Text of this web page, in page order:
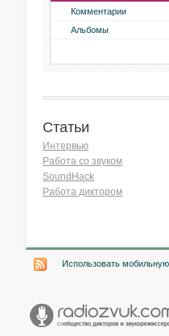
Комментарии
Альбомы
Статьи
Интервью
Работа со звуком
SoundHack
Работа диктором
Использовать